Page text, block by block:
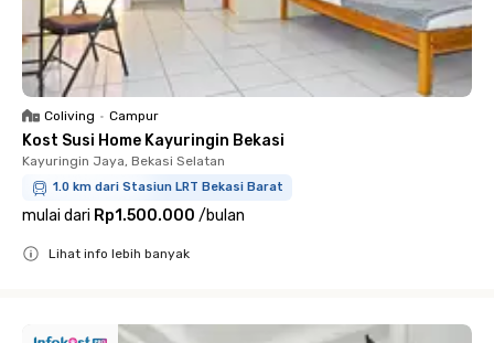
Coliving • Campur
Kost Susi Home Kayuringin Bekasi
Kayuringin Jaya, Bekasi Selatan
1.0 km dari Stasiun LRT Bekasi Barat
mulai dari Rp1.500.000 /bulan
Lihat info lebih banyak